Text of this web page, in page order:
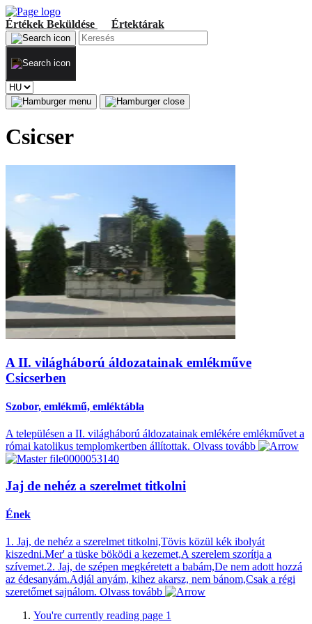
Értékek Beküldése Értektárak
Csicser
A II. világháború áldozatainak emlékműve
Csicserben
Szobor, emlékmű, emléktábla
A településen a II. világháború áldozatainak emlékére emlékművet a
római katolikus templomkertben állítottak. Olvass tovább
Jaj de nehéz a szerelmet titkolni
Ének
1. Jaj, de nehéz a szerelmet titkolni,Tövis közül kék ibolyát
kiszedni.Mer' a tüske böködi a kezemet,A szerelem szorítja a
szívemet.2. Jaj, de szépen megkéretett a babám,De nem adott hozzá
az édesanyám.Adjál anyám, kihez akarsz, nem bánom,Csak a régi
szeretőmet sajnálom. Olvass tovább
You're currently reading page 1